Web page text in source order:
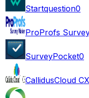
Startquestion0
ProProfs
SurveyPocket0
CallidusCloud CX